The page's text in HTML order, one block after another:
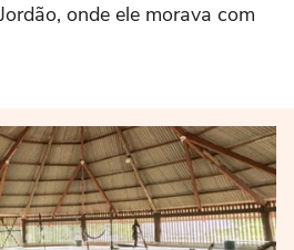
onde ele morava com